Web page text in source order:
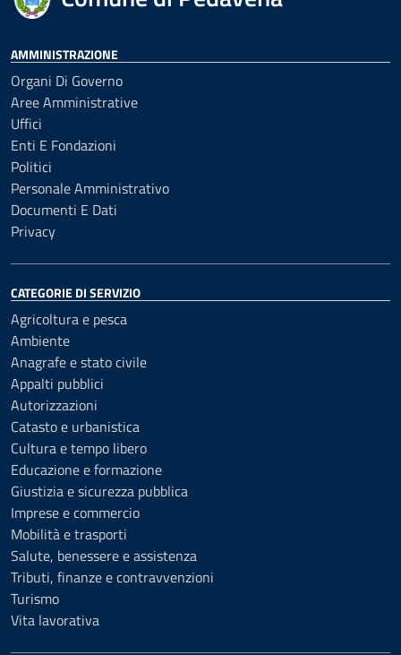
AMMINISTRAZIONE
Organi Di Governo
Aree Amministrative
Uffici
Enti E Fondazioni
Politici
Personale Amministrativo
Documenti E Dati
Privacy
CATEGORIE DI SERVIZIO
Agricoltura e pesca
Ambiente
Anagrafe e stato civile
Appalti pubblici
Autorizzazioni
Catasto e urbanistica
Cultura e tempo libero
Educazione e formazione
Giustizia e sicurezza pubblica
Imprese e commercio
Mobilità e trasporti
Salute, benessere e assistenza
Tributi, finanze e contravvenzioni
Turismo
Vita lavorativa